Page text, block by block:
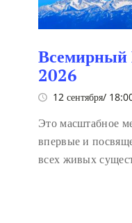
Всемирный
2026
12 сентября/
Это масштабное
впервые и
всех живых